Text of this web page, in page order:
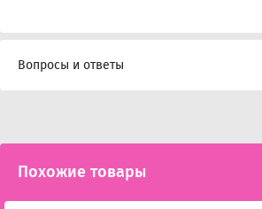
Вопросы и ответы
Похожие товары